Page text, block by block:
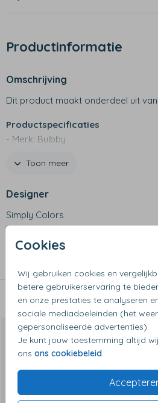
Cookies
Wij gebruiken cookies en
betere gebruikerservaring te
en onze prestaties te analyseren
sociale mediadoeleinden (het
gepersonaliseerde advertenties).
Je kunt jouw toestemming altijd
ons ons cookiebeleid.
Productinformatie
Omschrijving
Dit product maakt onderdeel uit van
Productspecificaties
- Merk: Bulbby
- 600 D materiaal
- Twee vakjes aan de zijkant,
met rits
- Handig rugzakje voor de kleintjes
- Niet geschikt voor in de
Toon meer
Designer
Simply Colors
Collectie
Dit vind je misschien ook